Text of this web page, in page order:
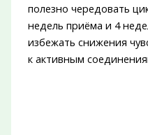
полезно чередовать
недель приёма и 4
избежать снижения
к активным